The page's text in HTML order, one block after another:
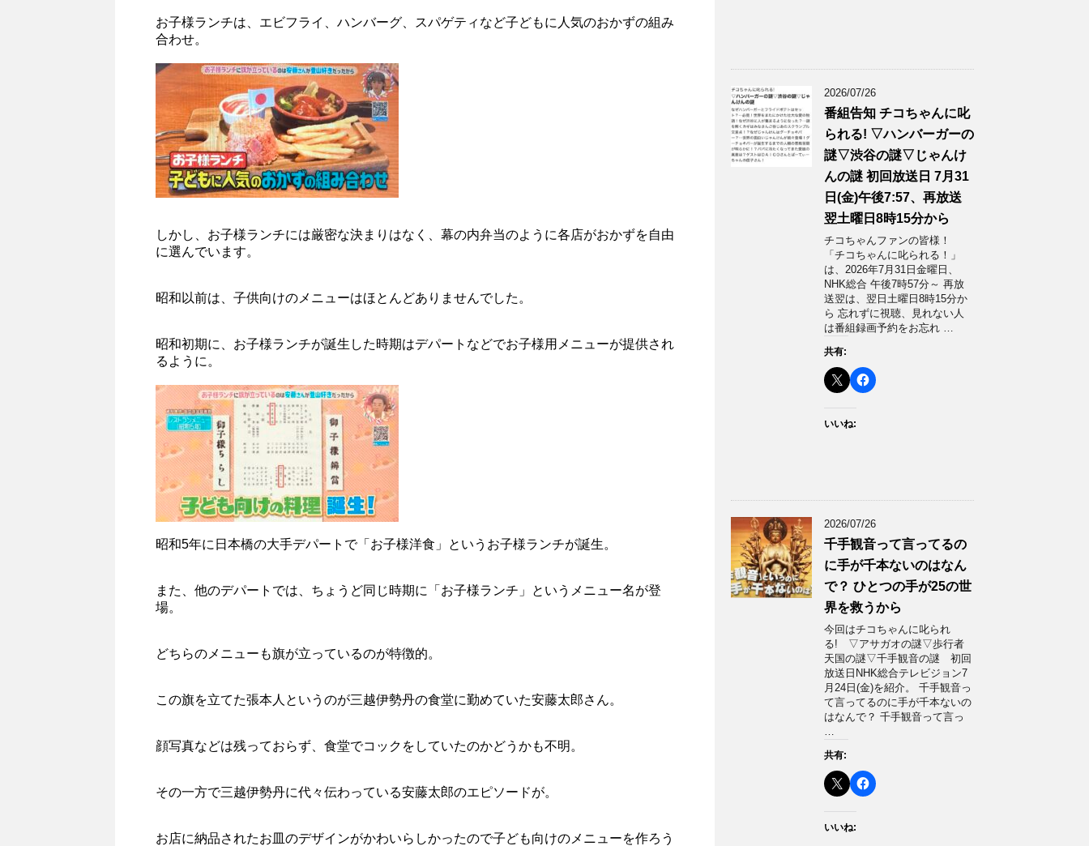
お子様ランチは、エビフライ、ハンバーグ、スパゲティなど子どもに人気のおかずの組み
合わせ。
しかし、お子様ランチには厳密な決まりはなく、幕の内弁当のように各店がおかずを自由
に選んでいます。
昭和以前は、子供向けのメニューはほとんどありませんでした。
昭和初期に、お子様ランチが誕生した時期はデパートなどでお子様用メニューが提供され
るように。
昭和5年に日本橋の大手デパートで「お子様洋食」というお子様ランチが誕生。
また、他のデパートでは、ちょうど同じ時期に「お子様ランチ」というメニュー名が登
場。
どちらのメニューも旗が立っているのが特徴的。
この旗を立てた張本人というのが三越伊勢丹の食堂に勤めていた安藤太郎さん。
顔写真などは残っておらず、食堂でコックをしていたのかどうかも不明。
その一方で三越伊勢丹に代々伝わっている安藤太郎のエピソードが。
お店に納品されたお皿のデザインがかわいらしかったので子ども向けのメニューを作ろう
2026/07/26
番組告知 チコちゃんに叱
られる! ▽ハンバーガーの
謎▽渋谷の謎▽じゃんけ
んの謎 初回放送日 7月31
日(金)午後7:57、再放送
翌土曜日8時15分から
チコちゃんファンの皆様！
「チコちゃんに叱られる！」​
は、2026年7月31日金曜日、
NHK総合 午後7時57分～ 再放
送翌は、翌日土曜日8時15分か
ら 忘れずに視聴、見れない人
は番組録画予約をお忘れ …
共有:
いいね:
2026/07/26
千手観音って言ってるの
に手が千本ないのはなん
で？ ひとつの手が25の世
界を救うから
今回はチコちゃんに叱られ
る! ▽アサガオの謎▽歩行者
天国の謎▽千手観音の謎 初回
放送日NHK総合テレビジョン7
月24日(金)を紹介。 千手観音っ
て言ってるのに手が千本ないの
はなんで？ 千手観音って言っ
…
共有:
いいね: